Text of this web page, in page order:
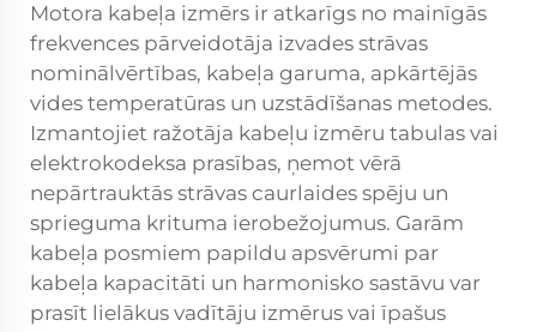
Motora kabeļa izmērs ir atkarīgs no mainīgās
frekvences pārveidotāja izvades strāvas
nominālvērtības, kabeļa garuma, apkārtējās
vides temperatūras un uzstādīšanas metodes.
Izmantojiet ražotāja kabeļu izmēru tabulas vai
elektrokodeksa prasības, ņemot vērā
nepārtrauktās strāvas caurlaides spēju un
sprieguma krituma ierobežojumus. Garām
kabeļa posmiem papildu apsvērumi par
kabeļa kapacitāti un harmonisko sastāvu var
prasīt lielākus vadītāju izmērus vai īpašus